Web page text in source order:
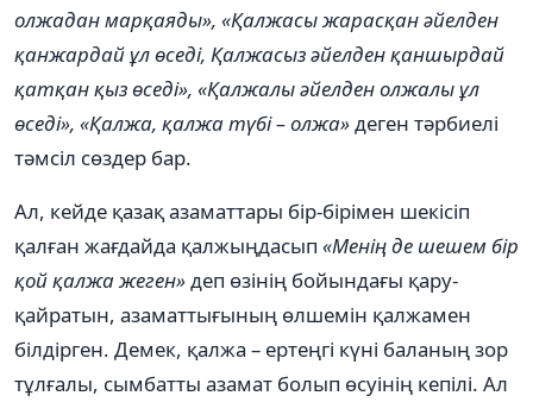
олжадан марқаяды», «Қалжасы жарасқан әйелден
қанжардай ұл өседі, Қалжасыз әйелден қаншырдай
қатқан қыз өседі», «Қалжалы әйелден олжалы ұл
өседі», «Қалжа, қалжа түбі – олжа»деген тәрбиелі
тәмсіл сөздер бар.
Ал, кейде қазақ азаматтары бір-бірімен шекісіп
қалған жағдайда қалжыңдасып «Менің де шешем бір
қойқалжа жеген»деп өзінің бойындағы қару-
қайратын, азаматтығының өлшемін қалжамен
білдірген. Демек, қалжа – ертеңгі күні баланың зор
тұлғалы, сымбатты азамат болып өсуінің кепілі. Ал